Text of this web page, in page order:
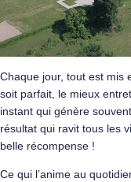
Chaque jour, tout est
soit parfait, le mieux
instant qui génère
résultat qui ravit tous les
belle récompense !
Ce qui l’anime au